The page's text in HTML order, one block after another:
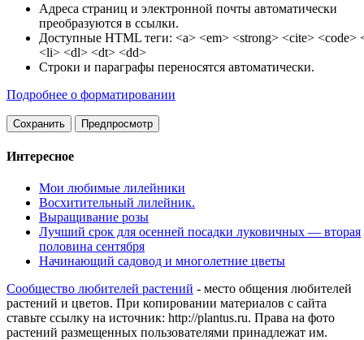
Адреса страниц и электронной почты автоматически
преобразуются в ссылки.
Доступные HTML теги: <a> <em> <strong> <cite> <code>
<li> <dl> <dt> <dd>
Строки и параграфы переносятся автоматически.
Подробнее о форматировании
Интересное
Мои любимые лилейники
Восхитительный лилейник.
Выращивание розы
Лучший срок для осенней посадки луковичных — вторая
половина сен­тября
Начинающий садовод и многолетние цветы
Сообщество любителей растений - место общения любителей
растений и цветов. При копировании материалов с сайта
ставьте ссылку на источник: http://plantus.ru. Права на фото
растений размещенных пользователями принадлежат им.